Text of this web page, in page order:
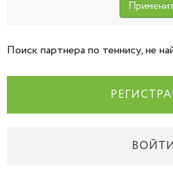
Поиск партнера по теннису, не
ВОЙТИ